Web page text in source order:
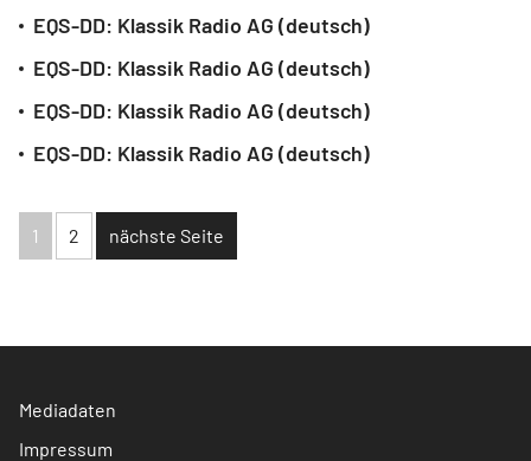
EQS-DD: Klassik Radio AG (deutsch)
EQS-DD: Klassik Radio AG (deutsch)
EQS-DD: Klassik Radio AG (deutsch)
EQS-DD: Klassik Radio AG (deutsch)
1 2 nächste Seite
Mediadaten
Impressum